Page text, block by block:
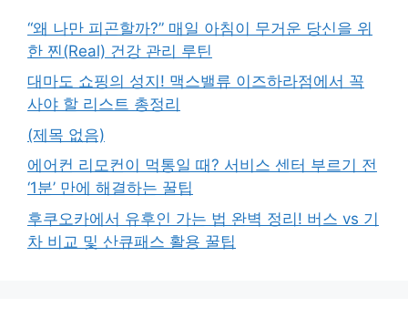
“왜 나만 피곤할까?” 매일 아침이 무거운 당신을 위
한 찐(Real) 건강 관리 루틴
대마도 쇼핑의 성지! 맥스밸류 이즈하라점에서 꼭
사야 할 리스트 총정리
(제목 없음)
에어컨 리모컨이 먹통일 때? 서비스 센터 부르기 전
‘1분’ 만에 해결하는 꿀팁
후쿠오카에서 유후인 가는 법 완벽 정리! 버스 vs 기
차 비교 및 산큐패스 활용 꿀팁